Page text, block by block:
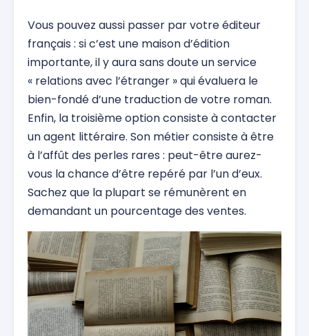
Vous pouvez aussi passer par votre éditeur
français : si c’est une maison d’édition
importante, il y aura sans doute un service
« relations avec l’étranger » qui évaluera le
bien-fondé d’une traduction de votre roman.
Enfin, la troisième option consiste à contacter
un agent littéraire. Son métier consiste à être
à l’affût des perles rares : peut-être aurez-
vous la chance d’être repéré par l’un d’eux.
Sachez que la plupart se rémunèrent en
demandant un pourcentage des ventes.